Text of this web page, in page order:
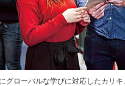
グローバルな学びに対応したカリキ